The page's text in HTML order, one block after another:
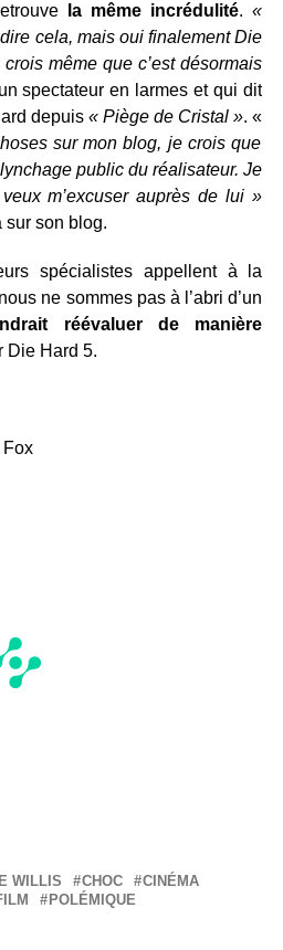
la même incrédulité.«
cela, mais oui finalement Die
même que c’est désormais
spectateur en larmes et qui dit
depuis« Piège de Cristal ». «
sur mon blog, je crois que
public du réalisateur. Je
m’excuser auprès de lui »
sur son blog.
spécialistes appellent à la
ne sommes pas à l’abri d’un
réévaluer de manière
Die Hard 5.
Fox
WILLIS CHOC
CINÉMA
POLÉMIQUE